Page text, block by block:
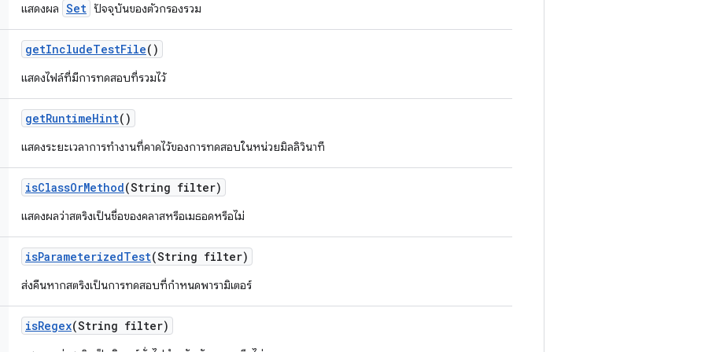
แสดงผล Set ปัจจุบันของตัวกรองรวม
getIncludeTestFile()
แสดงไฟล์ที่มีการทดสอบที่รวมไว้
getRuntimeHint()
แสดงระยะเวลาการทำงานที่คาดไว้ของการทดสอบในหน่วยมิลลิวินาที
isClassOrMethod(String filter)
แสดงผลว่าสตริงเป็นชื่อของคลาสหรือเมธอดหรือไม่
isParameterizedTest(String filter)
ส่งคืนหากสตริงเป็นการทดสอบที่กำหนดพารามิเตอร์
isRegex(String filter)